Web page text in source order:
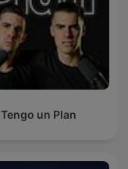
Tengo un Plan